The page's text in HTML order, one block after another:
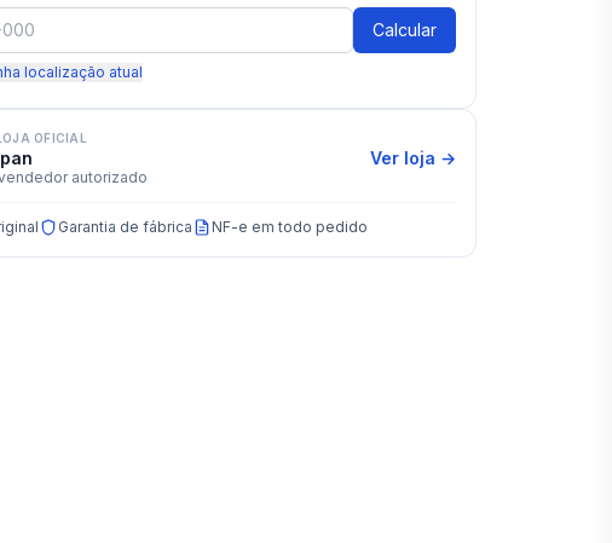
Ligação Flexível Malha
Deca
R$ 55,22
Calcular
localização atual
OFICIAL
autorizado
Ver loja →
Garantia de fábrica NF-e em todo pedido